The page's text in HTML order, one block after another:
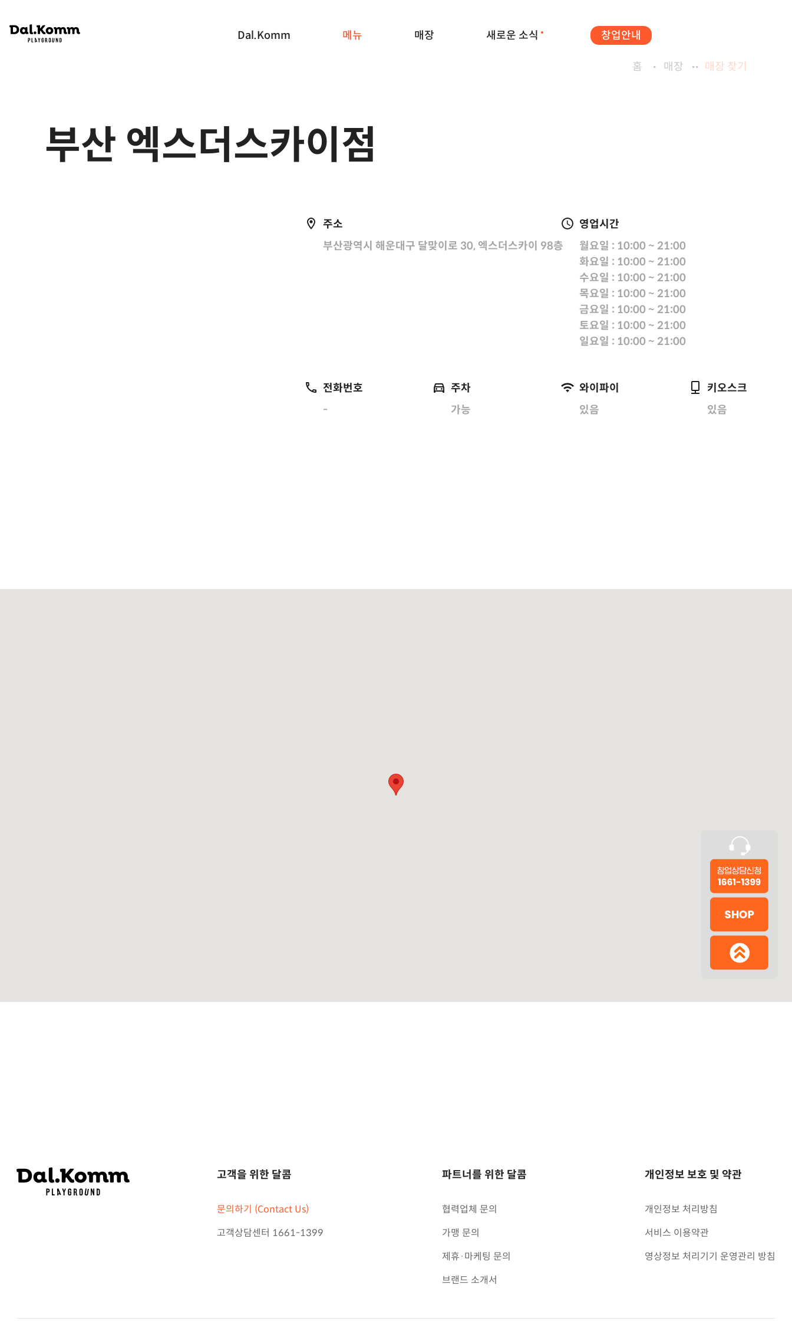
Dal.Komm 메뉴 매장 새로운 소식 창업안내
홈 매장 매장 찾기
부산 엑스더스카이점
주소
부산광역시 해운대구 달맞이로 30, 엑스더스카이 98층
영업시간
월요일 : 10:00 ~ 21:00
화요일 : 10:00 ~ 21:00
수요일 : 10:00 ~ 21:00
목요일 : 10:00 ~ 21:00
금요일 : 10:00 ~ 21:00
토요일 : 10:00 ~ 21:00
일요일 : 10:00 ~ 21:00
전화번호
-
주차
가능
와이파이
있음
키오스크
있음
고객을 위한 달콤
문의하기 (Contact Us)
고객상담센터 1661-1399
파트너를 위한 달콤
협력업체 문의
가맹 문의
제휴·마케팅 문의
브랜드 소개서
개인정보 보호 및 약관
개인정보 처리방침
서비스 이용약관
영상정보 처리기기 운영관리 방침